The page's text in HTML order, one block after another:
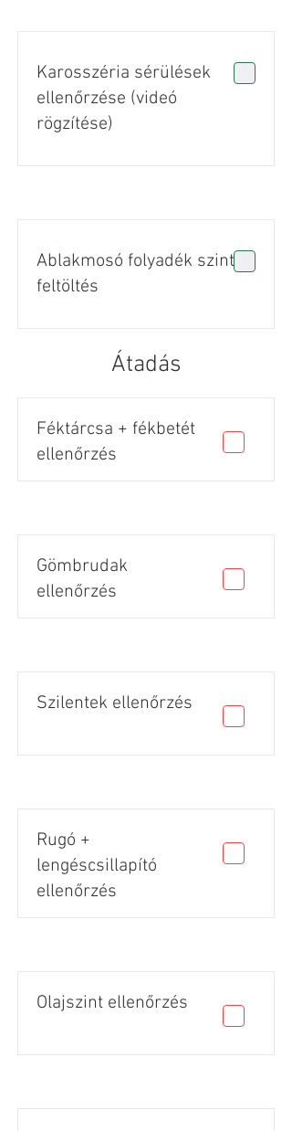
Karosszéria sérülések
ellenőrzése (videó
rögzítése)
Ablakmosó folyadék szint
feltöltés
Átadás
Féktárcsa + fékbetét
ellenőrzés
Gömbrudak
ellenőrzés
Szilentek ellenőrzés
Rugó +
lengéscsillapító
ellenőrzés
Olajszint ellenőrzés